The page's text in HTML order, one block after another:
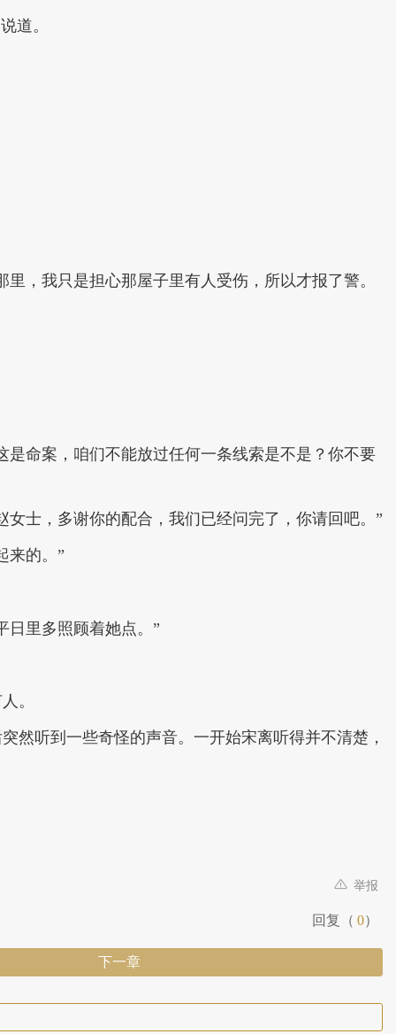
道。
，我只是担心那屋子里有人受伤，所以才报了警。
命案，咱们不能放过任何一条线索是不是？你不要
士，多谢你的配合，我们已经问完了，你请回吧。”
来的。”
日里多照顾着她点。”
。
然听到一些奇怪的声音。一开始宋离听得并不清楚，
举报
回复（ 0）
下一章